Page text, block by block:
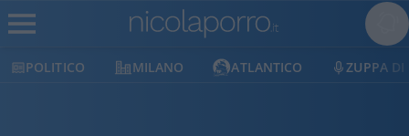
POLITICO MILANO ATLANTICO ZUPPA DI